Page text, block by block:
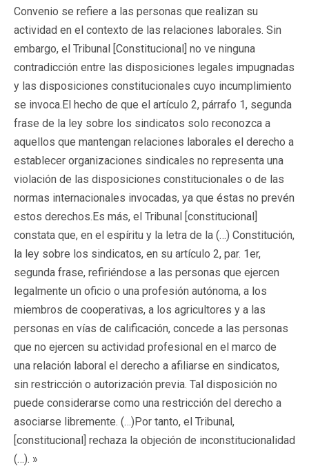
Convenio se refiere a las personas que realizan su
actividad en el contexto de las relaciones laborales. Sin
embargo, el Tribunal [Constitucional] no ve ninguna
contradicción entre las disposiciones legales impugnadas
y las disposiciones constitucionales cuyo incumplimiento
se invoca.El hecho de que el artículo 2, párrafo 1, segunda
frase de la ley sobre los sindicatos solo reconozca a
aquellos que mantengan relaciones laborales el derecho a
establecer organizaciones sindicales no representa una
violación de las disposiciones constitucionales o de las
normas internacionales invocadas, ya que éstas no prevén
estos derechos.Es más, el Tribunal [constitucional]
constata que, en el espíritu y la letra de la (…) Constitución,
la ley sobre los sindicatos, en su artículo 2, par. 1er,
segunda frase, refiriéndose a las personas que ejercen
legalmente un oficio o una profesión autónoma, a los
miembros de cooperativas, a los agricultores y a las
personas en vías de calificación, concede a las personas
que no ejercen su actividad profesional en el marco de
una relación laboral el derecho a afiliarse en sindicatos,
sin restricción o autorización previa. Tal disposición no
puede considerarse como una restricción del derecho a
asociarse libremente. (…)Por tanto, el Tribunal,
[constitucional] rechaza la objeción de inconstitucionalidad
(…). »